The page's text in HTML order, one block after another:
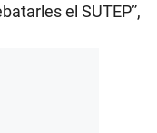
el SUTEP”,